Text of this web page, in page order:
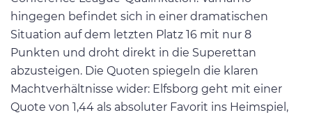
hingegen befindet sich in einer dramatischen
Situation auf dem letzten Platz 16 mit nur 8
Punkten und droht direkt in die Superettan
abzusteigen. Die Quoten spiegeln die klaren
Machtverhältnisse wider: Elfsborg geht mit einer
Quote von 1,44 als absoluter Favorit ins Heimspiel,